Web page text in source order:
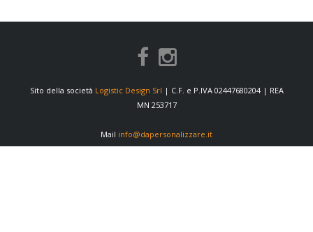
Sito della società Logistic Design Srl | C.F. e P.IVA 02447680204 | REA
MN 253717
Mail info@dapersonalizzare.it